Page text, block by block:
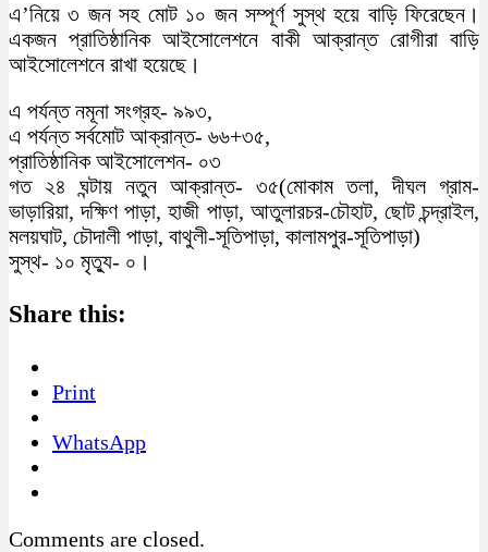
এ’নিয়ে ৩ জন সহ মোট ১০ জন সম্পূর্ণ সুস্থ হয়ে বাড়ি ফিরেছেন।
একজন প্রাতিষ্ঠানিক আইসোলেশনে বাকী আক্রান্ত রোগীরা বাড়ি
আইসোলেশনে রাখা হয়েছে।
এ পর্যন্ত নমূনা সংগ্রহ- ৯৯৩,
এ পর্যন্ত সর্বমোট আক্রান্ত- ৬৬+৩৫,
প্রাতিষ্ঠানিক আইসোলেশন- ০৩
গত ২৪ ঘন্টায় নতুন আক্রান্ত- ৩৫(মোকাম তলা, দীঘল গ্রাম-
ভাড়ারিয়া, দক্ষিণ পাড়া, হাজী পাড়া, আতুলারচর-চৌহাট, ছোট চন্দ্রাইল,
মলয়ঘাট, চৌদালী পাড়া, বাথুলী-সূতিপাড়া, কালামপুর-সূতিপাড়া)
সুস্থ- ১০ মৃত্যু- ০।
Share this:
Print
WhatsApp
Comments are closed.